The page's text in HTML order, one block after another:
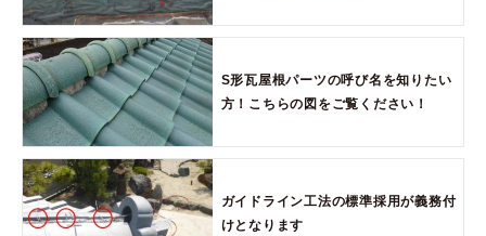
S形瓦屋根パーツの呼び名を知りたい
方！こちらの図をご覧ください！
ガイドライン工法の標準採用が義務付
けとなります